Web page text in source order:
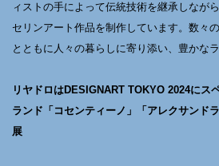
ィストの手によって伝統技術を継承しなが
セリンアート作品を制作しています。数々
とともに人々の暮らしに寄り添い、豊かな
リヤドロはDESIGNART TOKYO 2024にス
ランド「コセンティーノ」「アレクサンド
展